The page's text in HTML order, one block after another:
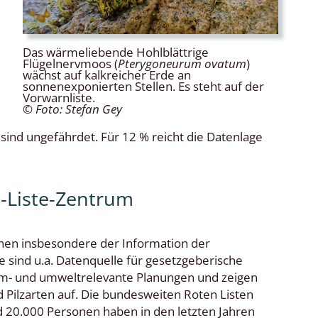
Das wärmeliebende Hohlblättrige
Flügelnervmoos (Pterygoneurum ovatum)
wächst auf kalkreicher Erde an
sonnenexponierten Stellen. Es steht auf der
Vorwarnliste.
© Foto: Stefan Gey
ungefährdet. Für 12 % reicht die Datenlage
Liste-Zentrum
insbesondere der Information der
u.a. Datenquelle für gesetzgeberische
und umweltrelevante Planungen und zeigen
auf. Die bundesweiten Roten Listen
Personen haben in den letzten Jahren